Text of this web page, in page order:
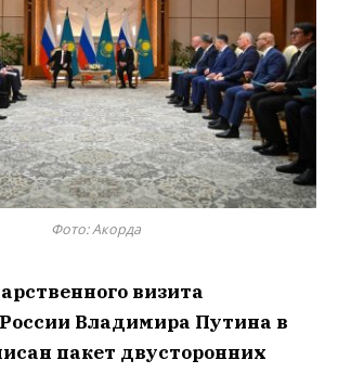
Фото: Акорда
визита
Владимира Путина в
пакет двусторонних